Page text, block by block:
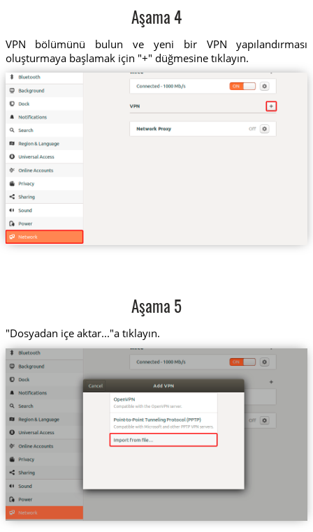
Aşama 4
VPN bölümünü bulun ve yeni bir VPN yapılandırması
oluşturmaya başlamak için "+" düğmesine tıklayın.
Aşama 5
"Dosyadan içe aktar..."a tıklayın.